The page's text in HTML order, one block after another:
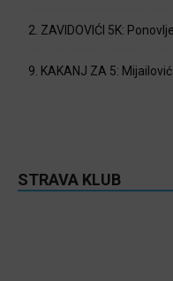
2. ZAVIDOVIĆI 5K:
9. KAKANJ ZA 5:
STRAVA KLUB